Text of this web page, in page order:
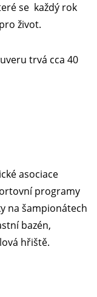
se každý rok
život.
trvá cca 40
asociace
programy
na šampionátech
bazén,
hřiště.